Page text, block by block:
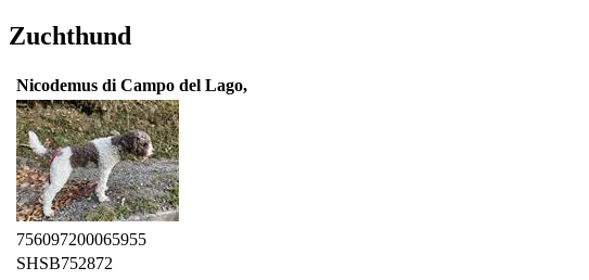
Zuchthund
Nicodemus di Campo del Lago,
756097200065955
SHSB752872